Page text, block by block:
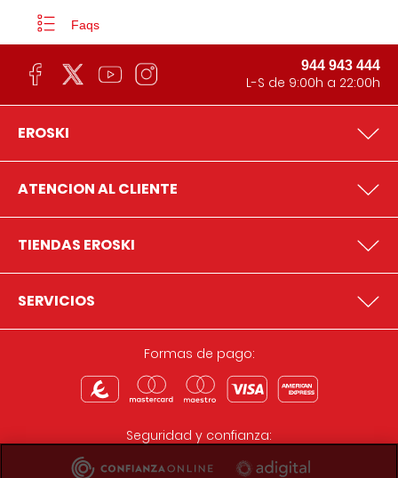
Faqs
944 943 444
L-S de 9:00h a 22:00h
EROSKI
ATENCION AL CLIENTE
TIENDAS EROSKI
SERVICIOS
Formas de pago:
Seguridad y confianza: